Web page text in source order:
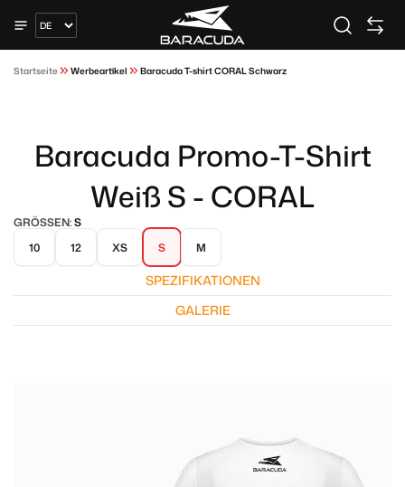
Startseite Werbeartikel Baracuda T-shirt CORAL Schwarz
Baracuda Promo-T-Shirt
Weiß S - CORAL
GRÖSSEN:S
10
12 XS S M
SPEZIFIKATIONEN
GALERIE